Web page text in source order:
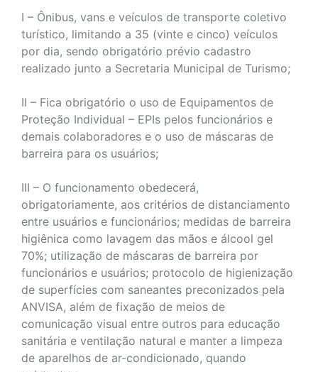
I – Ônibus, vans e veículos de transporte coletivo
turístico, limitando a 35 (vinte e cinco) veículos
por dia, sendo obrigatório prévio cadastro
realizado junto a Secretaria Municipal de Turismo;
II – Fica obrigatório o uso de Equipamentos de
Proteção Individual – EPIs pelos funcionários e
demais colaboradores e o uso de máscaras de
barreira para os usuários;
III – O funcionamento obedecerá,
obrigatoriamente, aos critérios de distanciamento
entre usuários e funcionários; medidas de barreira
higiênica como lavagem das mãos e álcool gel
70%; utilização de máscaras de barreira por
funcionários e usuários; protocolo de higienização
de superfícies com saneantes preconizados pela
ANVISA, além de fixação de meios de
comunicação visual entre outros para educação
sanitária e ventilação natural e manter a limpeza
de aparelhos de ar-condicionado, quando